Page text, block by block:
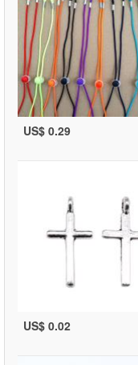
US$ 0.29
US$ 0.02